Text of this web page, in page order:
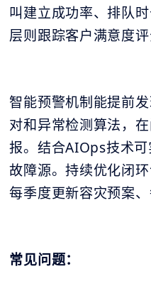
叫建立成功率、排队
层则跟踪客户满意度评
智能预警机制能提前
对和异常检测算法，
报。结合AIOps技术
故障源。持续优化闭
每季度更新容灾预案、
常见问题：